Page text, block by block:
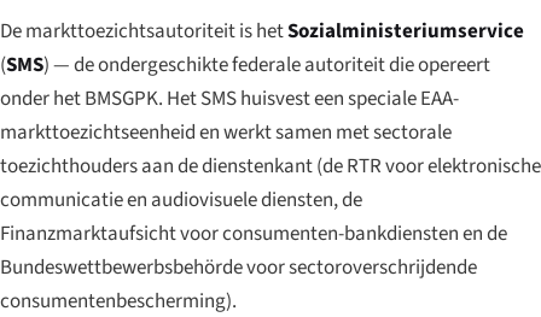
De markttoezichtsautoriteit is hetSozialministeriumservice
(SMS) — de ondergeschikte federale autoriteit die opereert
onder het BMSGPK. Het SMS huisvest een speciale EAA-
markttoezichtseenheid en werkt samen met sectorale
toezichthouders aan de dienstenkant (de RTR voor elektronische
communicatie en audiovisuele diensten, de
Finanzmarktaufsicht voor consumenten-bankdiensten en de
Bundeswettbewerbsbehörde voor sectoroverschrijdende
consumentenbescherming).